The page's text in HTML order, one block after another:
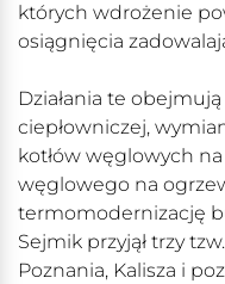
których wdrożenie
osiągnięcia
Działania te
ciepłowniczej,
kotłów węglowych
węglowego na
termomodernizację
Sejmik przyjął trzy
Poznania, Kalisza i